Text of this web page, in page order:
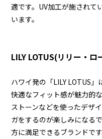
適です。UV加工が施されて
います。
LILY LOTUS(リリー・ロ
ハワイ発の「LILY LOTUS
快適なフィット感が魅力的
ストーンなどを使ったデザ
ガをするのが楽しみになる
方に満足できるブランドです